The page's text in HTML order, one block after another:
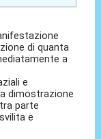
di quanta
a
e
dimostrazione
parte
e